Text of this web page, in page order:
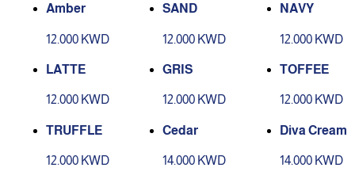
Amber
12.000 KWD
SAND
12.000 KWD
NAVY
12.000 KWD
LATTE
12.000 KWD
GRIS
12.000 KWD
TOFFEE
12.000 KWD
TRUFFLE
12.000 KWD
Cedar
14.000 KWD
Diva Cream
14.000 KWD